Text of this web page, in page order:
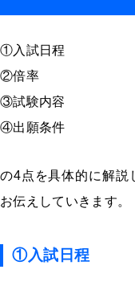
①入試日程
②倍率
③試験内容
④出願条件
の4点を具体的に解説
お伝えしていきます。
①入試日程